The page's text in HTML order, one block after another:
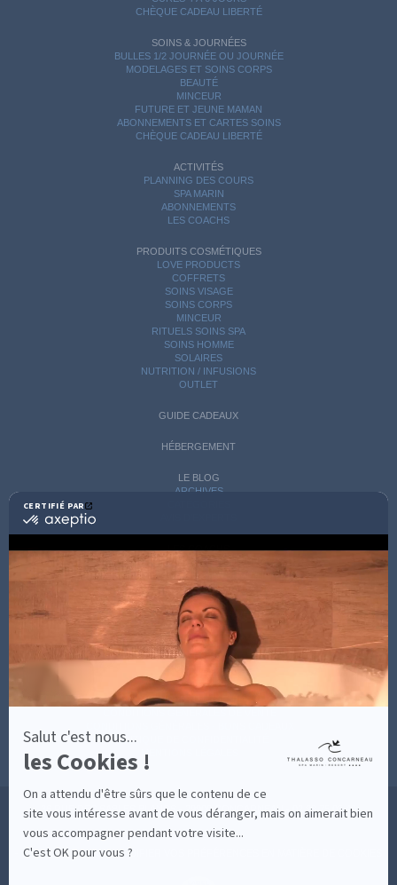
CERTIFIÉ PAR
certifié
-
En
plus
Axeptio
Salut c'est nous...
les Cookies !
On a attendu d'être sûrs que le contenu de ce
site vous intéresse avant de vous déranger, mais on aimerait bien
vous accompagner pendant votre visite...
C'est OK pour vous ?
CHÈQUE CADEAU LIBERTÉ
SOINS & JOURNÉES
BULLES 1/2 JOURNÉE OU JOURNÉE
MODELAGES ET SOINS CORPS
BEAUTÉ
MINCEUR
FUTURE ET JEUNE MAMAN
ABONNEMENTS ET CARTES SOINS
CHÈQUE CADEAU LIBERTÉ
ACTIVITÉS
PLANNING DES COURS
SPA MARIN
ABONNEMENTS
LES COACHS
PRODUITS COSMÉTIQUES
LOVE PRODUCTS
COFFRETS
SOINS VISAGE
SOINS CORPS
MINCEUR
RITUELS SOINS SPA
SOINS HOMME
SOLAIRES
NUTRITION / INFUSIONS
OUTLET
GUIDE CADEAUX
HÉBERGEMENT
LE BLOG
ARCHIVES
LES COACHS
INFORMATIONS PRATIQUES
SOINS AVEC HÉBERGEMENT
DÉCOUVRIR EN IMAGES
NEWSLETTERS
BONNES RAISONS DE VENIR
MON COMPTE
MON PANIER
ACCÈS
MESURES D'HYGIÈNE
POLITIQUE DE CONFIDENTIALITÉ
MENTIONS LÉGALES
36 RUE DES SABLES BLANCS - 29900 CONCARNEAU - 02 98 75 05 40
CLIQUEZ-ICI POUR MODIFIER VOS PRÉFÉRENCES EN MATIÈRE DE COOKIES